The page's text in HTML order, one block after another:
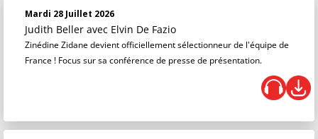
Mardi 28 Juillet 2026
Judith Beller avec Elvin De Fazio
Zinédine Zidane devient officiellement sélectionneur de l'équipe de
France ! Focus sur sa conférence de presse de présentation.